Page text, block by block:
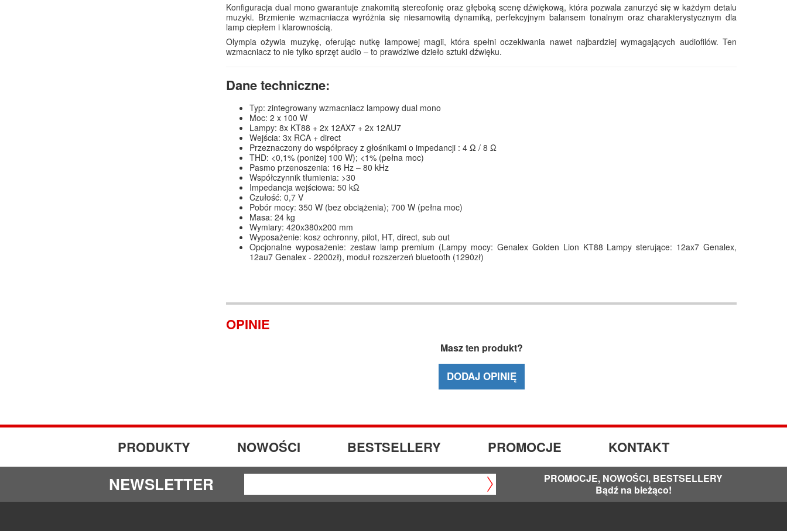
Konfiguracja dual mono gwarantuje znakomitą stereofonię oraz głęboką scenę dźwiękową, która pozwala zanurzyć się w każdym detalu
muzyki. Brzmienie wzmacniacza wyróżnia się niesamowitą dynamiką, perfekcyjnym balansem tonalnym oraz charakterystycznym dla
lamp ciepłem i klarownością.
Olympia ożywia muzykę, oferując nutkę lampowej magii, która spełni oczekiwania nawet najbardziej wymagających audiofilów. Ten
wzmacniacz to nie tylko sprzęt audio – to prawdziwe dzieło sztuki dźwięku.
Dane techniczne:
Typ: zintegrowany wzmacniacz lampowy dual mono
Moc: 2 x 100 W
Lampy: 8x KT88 + 2x 12AX7 + 2x 12AU7
Wejścia: 3x RCA + direct
Przeznaczony do współpracy z głośnikami o impedancji : 4 Ω / 8 Ω
THD: <0,1% (poniżej 100 W); <1% (pełna moc)
Pasmo przenoszenia: 16 Hz – 80 kHz
Współczynnik tłumienia: >30
Impedancja wejściowa: 50 kΩ
Czułość: 0,7 V
Pobór mocy: 350 W (bez obciążenia); 700 W (pełna moc)
Masa: 24 kg
Wymiary: 420x380x200 mm
Wyposażenie: kosz ochronny, pilot, HT, direct, sub out
Opcjonalne wyposażenie: zestaw lamp premium (Lampy mocy: Genalex Golden Lion KT88 Lampy sterujące: 12ax7 Genalex,
12au7 Genalex - 2200zł), moduł rozszerzeń bluetooth (1290zł)
OPINIE
Masz ten produkt?
DODAJ OPINIĘ
PRODUKTY NOWOŚCI BESTSELLERY PROMOCJE KONTAKT
NEWSLETTER
PROMOCJE, NOWOŚCI, BESTSELLERY
Bądź na bieżąco!